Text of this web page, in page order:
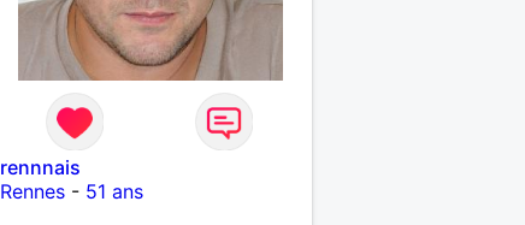
rennnais
Rennes- 51 ans